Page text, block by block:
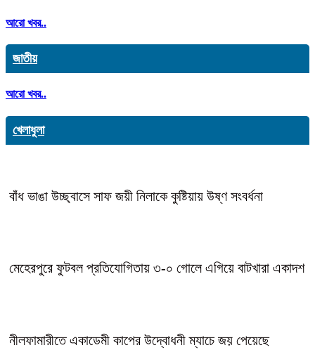
আরো খবর..
জাতীয়
আরো খবর..
খেলাধুলা
বাঁধ ভাঙা উচ্ছ্বাসে সাফ জয়ী নিলাকে কুষ্টিয়ায় উষ্ণ সংবর্ধনা
মেহেরপুরে ফুটবল প্রতিযোগিতায় ৩-০ গোলে এগিয়ে বাটখারা একাদশ
নীলফামারীতে একাডেমী কাপের উদ্বোধনী ম্যাচে জয় পেয়েছে